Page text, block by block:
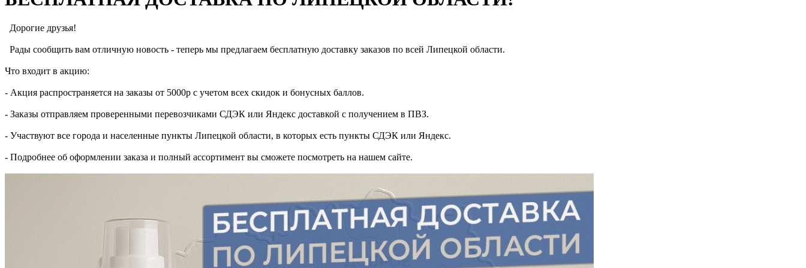
Дорогие друзья!
Рады сообщить вам отличную новость - теперь мы предлагаем бесплатную доставку заказов по всей Липецкой области.
Что входит в акцию:
- Акция распространяется на заказы от 5000р с учетом всех скидок и бонусных баллов.
- Заказы отправляем проверенными перевозчиками СДЭК или Яндекс доставкой с получением в ПВЗ.
- Участвуют все города и населенные пункты Липецкой области, в которых есть пункты СДЭК или Яндекс.
- Подробнее об оформлении заказа и полный ассортимент вы сможете посмотреть на нашем сайте.